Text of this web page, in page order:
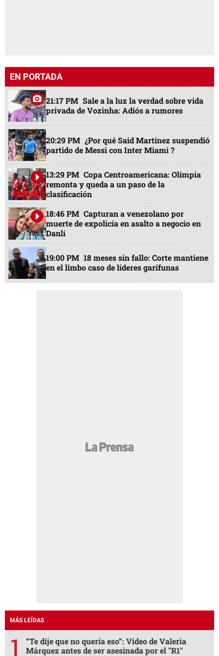
EN PORTADA
21:17 PM Sale a la luz la verdad sobre vida
privada de Vozinha: Adiós a rumores
20:29 PM ¿Por qué Said Martínez suspendió
partido de Messi con Inter Miami ?
13:29 PM Copa Centroamericana: Olimpia
remonta y queda a un paso de la
clasificación
18:46 PM Capturan a venezolano por
muerte de expolicía en asalto a negocio en
Danlí
19:00 PM 18 meses sin fallo: Corte mantiene
en el limbo caso de líderes garífunas
MÁS LEÍDAS
“Te dije que no quería eso”: Video de Valeria
Márquez antes de ser asesinada por el "R1"